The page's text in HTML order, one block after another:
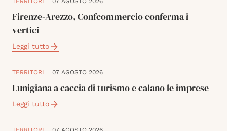
Firenze-Arezzo, Confcommercio conferma i
vertici
Leggi tutto
TERRITORI 07 AGOSTO 2026
Lunigiana a caccia di turismo e calano le imprese
Leggi tutto